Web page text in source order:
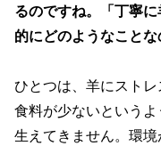
るのですね。「丁寧
的にどのようなことな
ひとつは、羊にストレ
食料が少ないという
生えてきません。環